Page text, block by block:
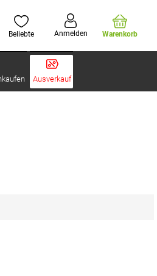
Beliebte Anmelden Warenkorb
Ausverkauf